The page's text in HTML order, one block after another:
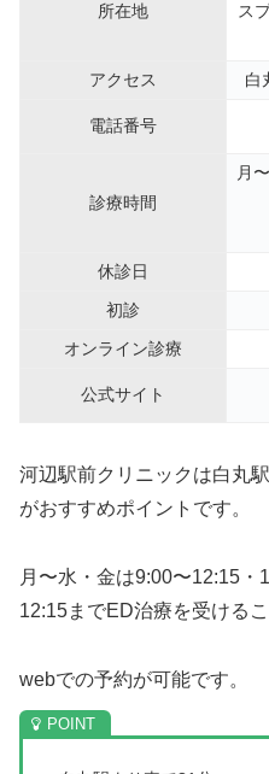
所在地
ス
アクセス
白
電話番号
診療時間
月
休診日
初診
オンライン診療
公式サイト
河辺駅前クリニックは白丸
がおすすめポイントです。
月〜水・金は9:00〜12:15
12:15までED治療を受けるこ
webでの予約が可能です。